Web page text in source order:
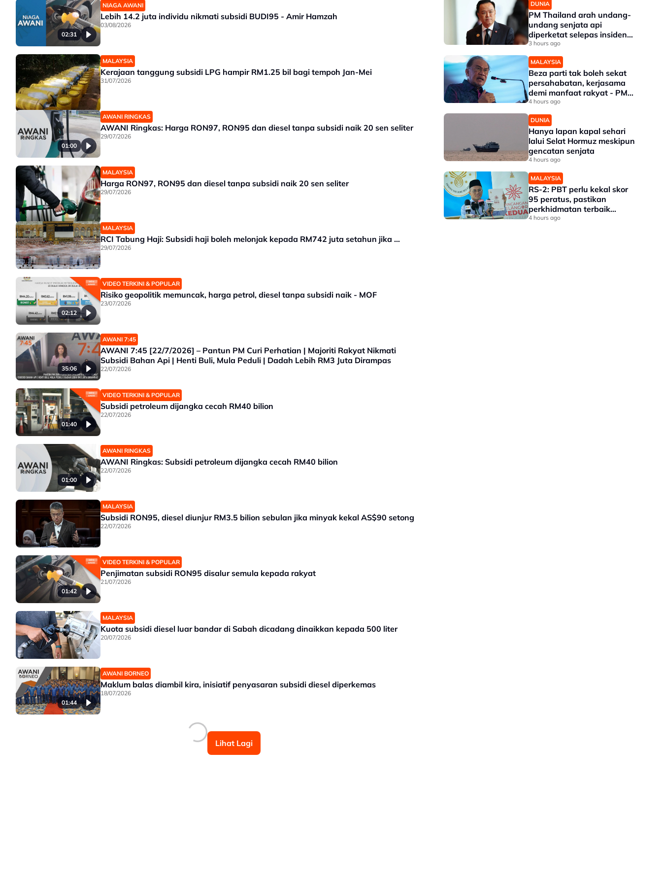
02:31
NIAGA AWANI
Lebih 14.2 juta individu nikmati subsidi BUDI95 - Amir Hamzah
03/08/2026
MALAYSIA
Kerajaan tanggung subsidi LPG hampir RM1.25 bil bagi tempoh Jan-Mei
31/07/2026
01:00
AWANI RINGKAS
AWANI Ringkas: Harga RON97, RON95 dan diesel tanpa subsidi naik 20 sen seliter
29/07/2026
MALAYSIA
Harga RON97, RON95 dan diesel tanpa subsidi naik 20 sen seliter
29/07/2026
MALAYSIA
RCI Tabung Haji: Subsidi haji boleh melonjak kepada RM742 juta setahun jika …
29/07/2026
02:12
VIDEO TERKINI & POPULAR
Risiko geopolitik memuncak, harga petrol, diesel tanpa subsidi naik - MOF
23/07/2026
35:06
AWANI 7:45
AWANI 7:45 [22/7/2026] – Pantun PM Curi Perhatian | Majoriti Rakyat Nikmati
Subsidi Bahan Api | Henti Buli, Mula Peduli | Dadah Lebih RM3 Juta Dirampas
22/07/2026
01:40
VIDEO TERKINI & POPULAR
Subsidi petroleum dijangka cecah RM40 bilion
22/07/2026
01:00
AWANI RINGKAS
AWANI Ringkas: Subsidi petroleum dijangka cecah RM40 bilion
22/07/2026
MALAYSIA
Subsidi RON95, diesel diunjur RM3.5 bilion sebulan jika minyak kekal AS$90 setong
22/07/2026
01:42
VIDEO TERKINI & POPULAR
Penjimatan subsidi RON95 disalur semula kepada rakyat
21/07/2026
MALAYSIA
Kuota subsidi diesel luar bandar di Sabah dicadang dinaikkan kepada 500 liter
20/07/2026
01:44
AWANI BORNEO
Maklum balas diambil kira, inisiatif penyasaran subsidi diesel diperkemas
18/07/2026
Lihat Lagi
DUNIA
PM Thailand arah undang-
undang senjata api
diperketat selepas insiden
tembakan di sekolah
3 hours ago
MALAYSIA
Beza parti tak boleh sekat
persahabatan, kerjasama
demi manfaat rakyat - PM
Anwar
4 hours ago
DUNIA
Hanya lapan kapal sehari
lalui Selat Hormuz meskipun
gencatan senjata
4 hours ago
MALAYSIA
RS-2: PBT perlu kekal skor
95 peratus, pastikan
perkhidmatan terbaik
kepada rakyat - Amirudin
4 hours ago